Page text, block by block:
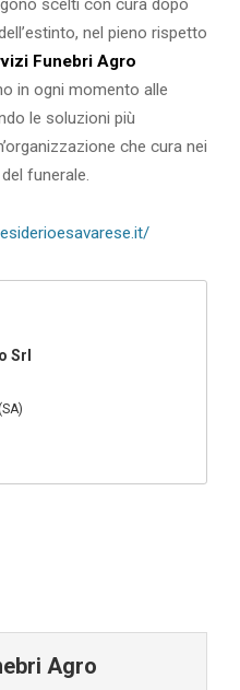
nel pieno rispetto
Funebri Agro
in ogni momento alle
le soluzioni più
che cura nei
funerale.
Srl
Agro